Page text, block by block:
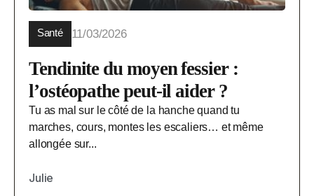
Santé 11/03/2026
Tendinite du moyen fessier :
l’ostéopathe peut-il aider ?
Tu as mal sur le côté de la hanche quand tu
marches, cours, montes les escaliers… et même
allongée sur...
Julie